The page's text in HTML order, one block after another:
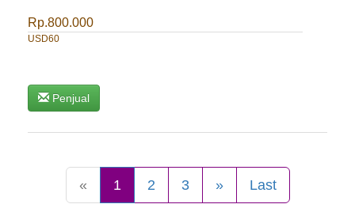
Rp.800.000
USD60
Penjual
« 1 2 3 » Last